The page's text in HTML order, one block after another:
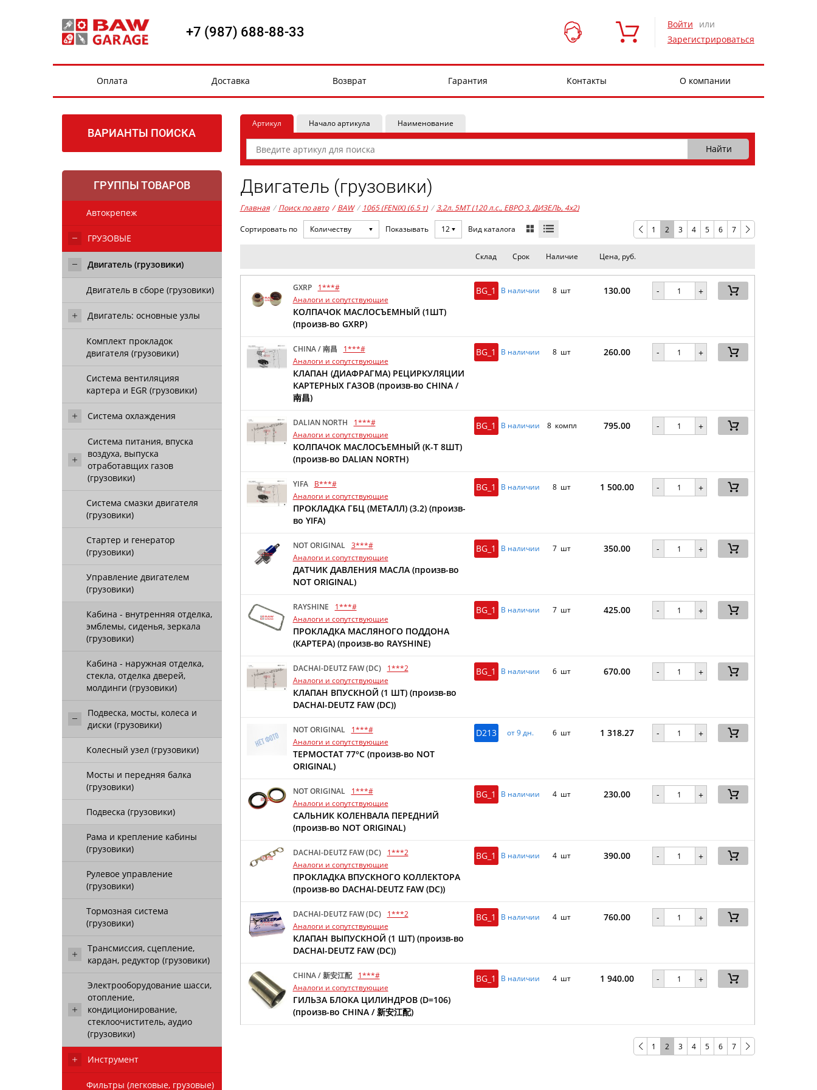
+7 (987) 688-88-33 Войти
или
Зарегистрироваться
Оплата Доставка Возврат Гарантия Контакты О компании
ВАРИАНТЫ ПОИСКА
ГРУППЫ ТОВАРОВ
Автокрепеж
ГРУЗОВЫЕ
Двигатель (грузовики)
Двигатель в сборе (грузовики)
Двигатель: основные узлы
Комплект прокладок
двигателя (грузовики)
Система вентиляцияя
картера и EGR (грузовики)
Система охлаждения
Система питания, впуска
воздуха, выпуска
отработавщих газов
(грузовики)
Система смазки двигателя
(грузовики)
Стартер и генератор
(грузовики)
Управление двигателем
(грузовики)
Кабина - внутренняя отделка,
эмблемы, сиденья, зеркала
(грузовики)
Кабина - наружная отделка,
стекла, отделка дверей,
молдинги (грузовики)
Подвеска, мосты, колеса и
диски (грузовики)
Колесный узел (грузовики)
Мосты и передняя балка
(грузовики)
Подвеска (грузовики)
Рама и крепление кабины
(грузовики)
Рулевое управление
(грузовики)
Тормозная система
(грузовики)
Трансмиссия, сцепление,
кардан, редуктор (грузовики)
Электрооборудование шасси,
отопление,
кондиционирование,
стеклоочиститель, аудио
(грузовики)
Инструмент
Фильтры (легковые, грузовые)
Артикул Начало артикула Наименование
Двигатель (грузовики)
Главная / Поиск по авто / BAW / 1065 (FENIX) (6.5 т) / 3,2л. 5MT (120 л.с., ЕВРО 3, ДИЗЕЛЬ, 4x2)
Сортировать по Количеству Показывать 12 Вид каталога 1 2 3 4 5 6 7
Склад Срок Наличие Цена, руб.
GXRP
1***#
Аналоги и сопутствующие
КОЛПАЧОК МАСЛОСЪЕМНЫЙ (1ШТ)
(произв-во GXRP)
BG_1 В наличии 8 шт 130.00 - +
CHINA / 南昌
1***#
Аналоги и сопутствующие
КЛАПАН (ДИАФРАГМА) РЕЦИРКУЛЯЦИИ
КАРТЕРНЫХ ГАЗОВ (произв-во CHINA /
南昌)
BG_1 В наличии 8 шт 260.00 - +
DALIAN NORTH
1***#
Аналоги и сопутствующие
КОЛПАЧОК МАСЛОСЪЕМНЫЙ (К-Т 8ШТ)
(произв-во DALIAN NORTH)
BG_1 В наличии 8 компл 795.00 - +
YIFA
B***#
Аналоги и сопутствующие
ПРОКЛАДКА ГБЦ (МЕТАЛЛ) (3.2) (произв-
во YIFA)
BG_1 В наличии 8 шт 1 500.00 - +
NOT ORIGINAL
3***#
Аналоги и сопутствующие
ДАТЧИК ДАВЛЕНИЯ МАСЛА (произв-во
NOT ORIGINAL)
BG_1 В наличии 7 шт 350.00 - +
RAYSHINE
1***#
Аналоги и сопутствующие
ПРОКЛАДКА МАСЛЯНОГО ПОДДОНА
(КАРТЕРА) (произв-во RAYSHINE)
BG_1 В наличии 7 шт 425.00 - +
DACHAI-DEUTZ FAW (DC)
1***2
Аналоги и сопутствующие
КЛАПАН ВПУСКНОЙ (1 ШТ) (произв-во
DACHAI-DEUTZ FAW (DC))
BG_1 В наличии 6 шт 670.00 - +
NOT ORIGINAL
1***#
Аналоги и сопутствующие
ТЕРМОСТАТ 77°C (произв-во NOT
ORIGINAL)
D213 от 9 дн. 6 шт 1 318.27 - +
NOT ORIGINAL
1***#
Аналоги и сопутствующие
САЛЬНИК КОЛЕНВАЛА ПЕРЕДНИЙ
(произв-во NOT ORIGINAL)
BG_1 В наличии 4 шт 230.00 - +
DACHAI-DEUTZ FAW (DC)
1***2
Аналоги и сопутствующие
ПРОКЛАДКА ВПУСКНОГО КОЛЛЕКТОРА
(произв-во DACHAI-DEUTZ FAW (DC))
BG_1 В наличии 4 шт 390.00 - +
DACHAI-DEUTZ FAW (DC)
1***2
Аналоги и сопутствующие
КЛАПАН ВЫПУСКНОЙ (1 ШТ) (произв-во
DACHAI-DEUTZ FAW (DC))
BG_1 В наличии 4 шт 760.00 - +
CHINA / 新安江配
1***#
Аналоги и сопутствующие
ГИЛЬЗА БЛОКА ЦИЛИНДРОВ (D=106)
(произв-во CHINA / 新安江配)
BG_1 В наличии 4 шт 1 940.00 - +
1 2 3 4 5 6 7